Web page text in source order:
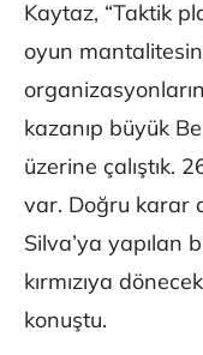
Kaytaz, “Taktik
oyun
kazanıp büyük
üzerine çalıştık.
var. Doğru karar
Silva’ya yapılan
kırmızıya
konuştu.